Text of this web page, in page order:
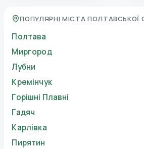
ПОПУЛЯРНІ МІСТА ПОЛТАВСЬКОЇ
Полтава
Миргород
Лубни
Кремінчук
Горішні Плавні
Гадяч
Карлівка
Пирятин